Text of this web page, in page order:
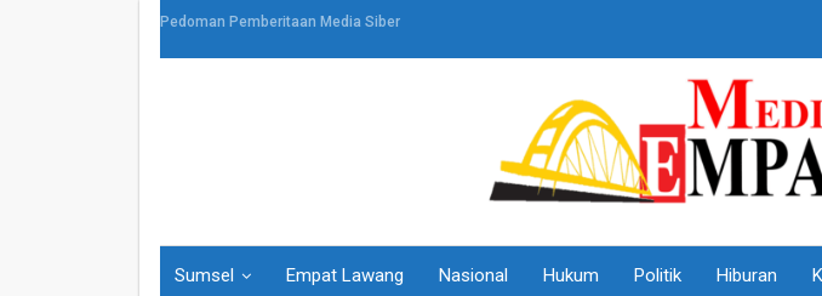
Pedoman Pemberitaan Media Siber
Sumsel Empat Lawang Nasional Hukum Politik Hiburan